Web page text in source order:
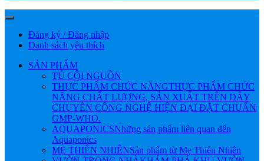
Đăng ký / Đăng nhập
Danh sách yêu thích
SẢN PHẨM
TỦ CỘI NGUỒN
THỰC PHẨM CHỨC NĂNGTHỰC PHẨM CHỨC
NĂNG CHẤT LƯỢNG, SẢN XUẤT TRÊN DÂY
CHUYỀN CÔNG NGHỆ HIỆN ĐẠI ĐẶT CHUẨN
GMP-WHO.
AQUAPONICSNhững sản phẩm liên quan đến
Aquaponics
MẸ THIÊN NHIÊNSản phẩm từ Mẹ Thiên Nhiên